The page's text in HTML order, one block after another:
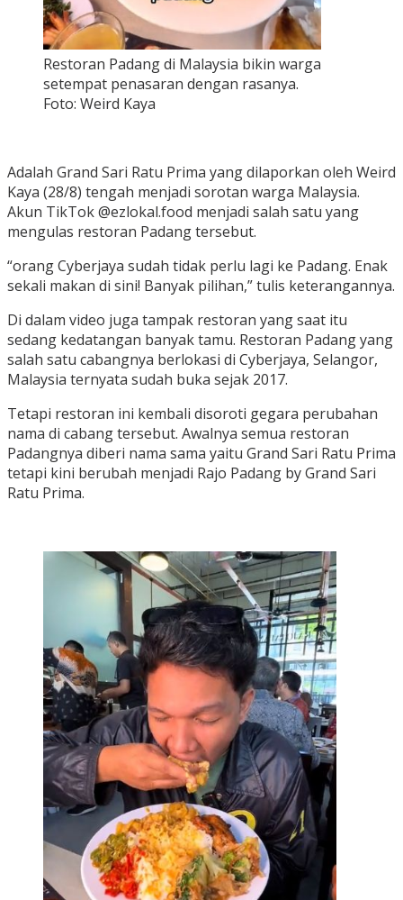
Restoran Padang di Malaysia bikin warga
setempat penasaran dengan rasanya.
Foto: Weird Kaya
Adalah Grand Sari Ratu Prima yang dilaporkan oleh Weird
Kaya (28/8) tengah menjadi sorotan warga Malaysia.
Akun TikTok @ezlokal.food menjadi salah satu yang
mengulas restoran Padang tersebut.
“orang Cyberjaya sudah tidak perlu lagi ke Padang. Enak
sekali makan di sini! Banyak pilihan,” tulis keterangannya.
Di dalam video juga tampak restoran yang saat itu
sedang kedatangan banyak tamu. Restoran Padang yang
salah satu cabangnya berlokasi di Cyberjaya, Selangor,
Malaysia ternyata sudah buka sejak 2017.
Tetapi restoran ini kembali disoroti gegara perubahan
nama di cabang tersebut. Awalnya semua restoran
Padangnya diberi nama sama yaitu Grand Sari Ratu Prima
tetapi kini berubah menjadi Rajo Padang by Grand Sari
Ratu Prima.